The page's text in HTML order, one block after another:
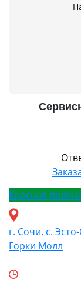
Красная
г. Сочи, с.
Горки Молл